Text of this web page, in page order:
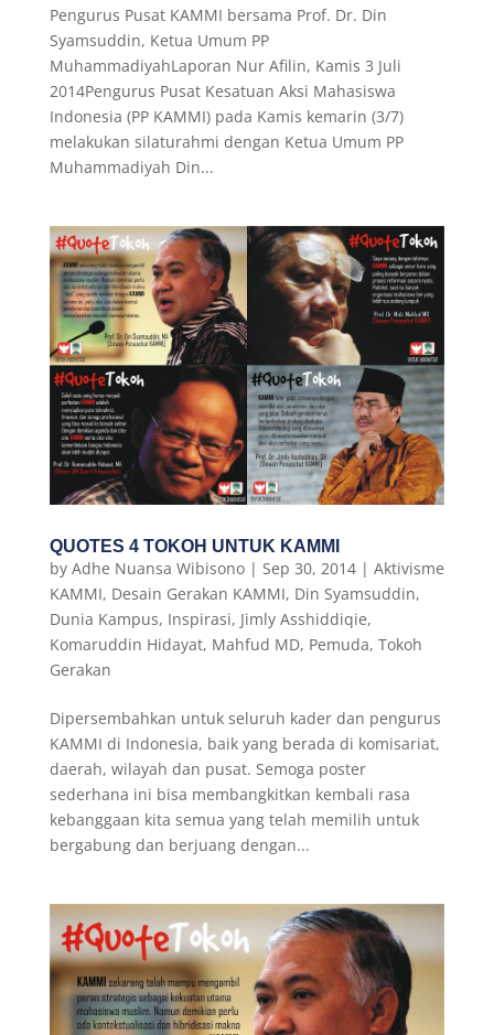
Pengurus Pusat KAMMI bersama Prof. Dr. Din
Syamsuddin, Ketua Umum PP
MuhammadiyahLaporan Nur Afilin, Kamis 3 Juli
2014Pengurus Pusat Kesatuan Aksi Mahasiswa
Indonesia (PP KAMMI) pada Kamis kemarin (3/7)
melakukan silaturahmi dengan Ketua Umum PP
Muhammadiyah Din...
QUOTES 4 TOKOH UNTUK KAMMI
by Adhe Nuansa Wibisono| Sep 30, 2014| Aktivisme
KAMMI, Desain Gerakan KAMMI, Din Syamsuddin,
Dunia Kampus, Inspirasi, Jimly Asshiddiqie,
Komaruddin Hidayat, Mahfud MD, Pemuda, Tokoh
Gerakan
Dipersembahkan untuk seluruh kader dan pengurus
KAMMI di Indonesia, baik yang berada di komisariat,
daerah, wilayah dan pusat. Semoga poster
sederhana ini bisa membangkitkan kembali rasa
kebanggaan kita semua yang telah memilih untuk
bergabung dan berjuang dengan...